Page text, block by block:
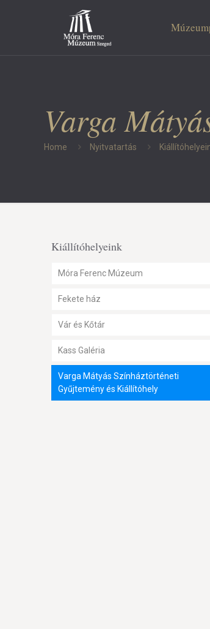
Varga
Home Nyitvatartás
Kiállítóhelyeink
Móra Ferenc Múzeum
Fekete ház
Vár és Kőtár
Kass Galéria
Varga Mátyás Színháztörténeti
Gyűjtemény és Kiállítóhely